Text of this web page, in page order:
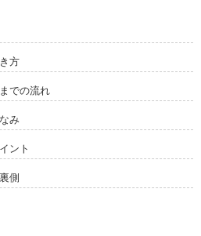
方
での流れ
み
ント
側